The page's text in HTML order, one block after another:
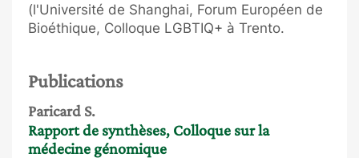
(l'Université de Shanghai, Forum Européen de
Bioéthique, Colloque LGBTIQ+ à Trento.
Publications
Paricard S.
Rapport de synthèses, Colloque sur la
médecine génomique